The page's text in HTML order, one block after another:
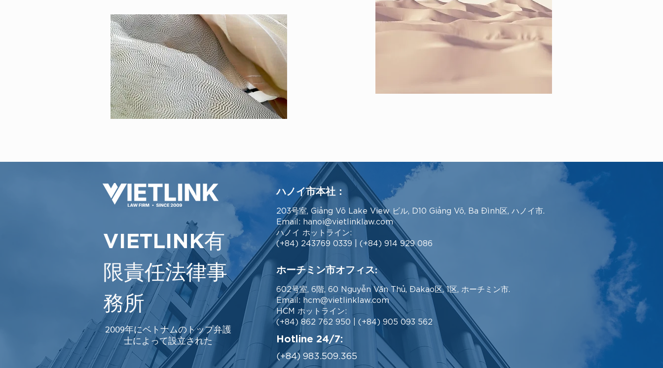
VIETLINK有
限責任法律事
務所
2009年にベトナムのトップ弁護
士によって設立された
ハノイ市本社：
203号室, Giảng Võ Lake View ビル, D10 Giảng Võ, Ba Đình区, ハノイ市.
Email: hanoi@vietlinklaw.com
ハノイ ホットライン:
(+84) 243769 0339 | (+84) 914 929 086
ホーチミン市オフィス:
602号室, 6階, 60 Nguyễn Văn Thủ, Đakao区, 1区, ホーチミン市.
Email: hcm@vietlinklaw.com
HCM ホットライン:
(+84) 862 762 950 | (+84) 905 093 562
Hotline 24/7:
(+84) 983.509.365